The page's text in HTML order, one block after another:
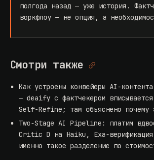
полгода назад — уже история.
воркфлоу — не опция, а
Смотри также
Как устроены конвейеры AI-
— deaify с фактчекером
Self-Refine; там объяснено почему
Two-Stage AI Pipeline: платим
Critic D на Haiku, Exa-
именно такое разделение по